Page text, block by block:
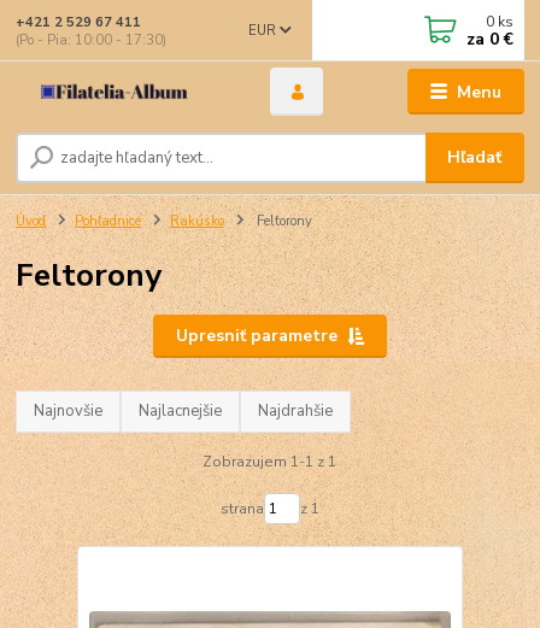
Menu
EUR
Hľadať
+421 2 529 67 411
(Po - Pia: 10:00 - 17:30)
0 ks
za 0 €
Úvod Pohľadnice Rakúsko Feltorony
Feltorony
Upresniť parametre
Najnovšie Najlacnejšie Najdrahšie
Zobrazujem 1-1 z 1
strana z 1